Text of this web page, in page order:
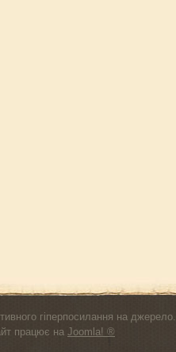
гіперпосилання на джерело.
працює на Joomla! ®